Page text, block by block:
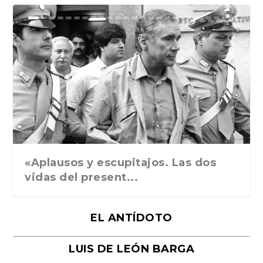
Ground Rules. Alejan...
«Rafael: Poesía subl...
Bienvenidos al circo...
Georges de La Tour. ...
Robert Capa: la hist...
«Aplausos y escupitajos. Las dos
vidas del present...
EL ANTÍDOTO
LUIS DE LEÓN BARGA